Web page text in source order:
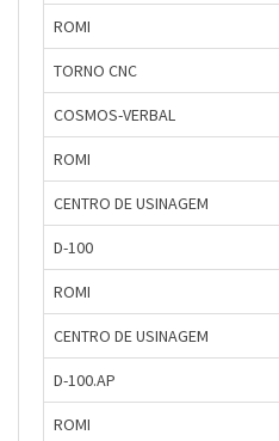
ROMI
TORNO CNC
COSMOS-VERBAL
ROMI
CENTRO DE USINAGEM
D-100
ROMI
CENTRO DE USINAGEM
D-100.AP
ROMI